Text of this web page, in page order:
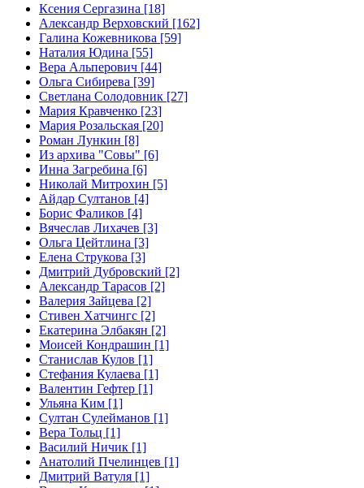
Ксения Сергазина [18]
Александр Верховский [162]
Галина Кожевникова [59]
Наталия Юдина [55]
Вера Альперович [44]
Ольга Сибирева [39]
Светлана Солодовник [27]
Мария Кравченко [23]
Мария Розальская [20]
Роман Лункин [8]
Из архива "Совы" [6]
Инна Загребина [6]
Николай Митрохин [5]
Айдар Султанов [4]
Борис Фаликов [4]
Вячеслав Лихачев [3]
Ольга Цейтлина [3]
Елена Струкова [3]
Дмитрий Дубровский [2]
Александр Тарасов [2]
Валерия Зайцева [2]
Стивен Хатчингс [2]
Екатерина Элбакян [2]
Моисей Кондрашин [1]
Станислав Кулов [1]
Стефания Кулаева [1]
Валентин Гефтер [1]
Ульяна Ким [1]
Султан Сулейманов [1]
Верa Тольц [1]
Василий Ничик [1]
Анатолий Пчелинцев [1]
Дмитрий Ватуля [1]